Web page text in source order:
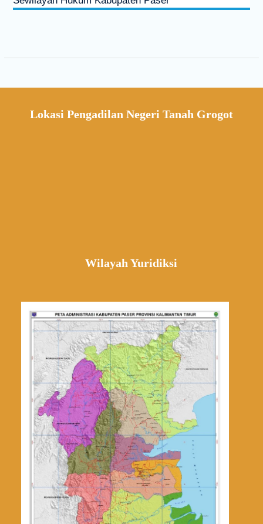
Lokasi Pengadilan Negeri Tanah Grogot
Wilayah Yuridiksi